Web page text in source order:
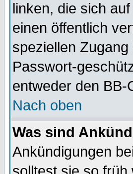
linken, die sich
einen öffentlich
speziellen
Passwort-
entweder den
Nach oben
Was sind
Ankündigungen